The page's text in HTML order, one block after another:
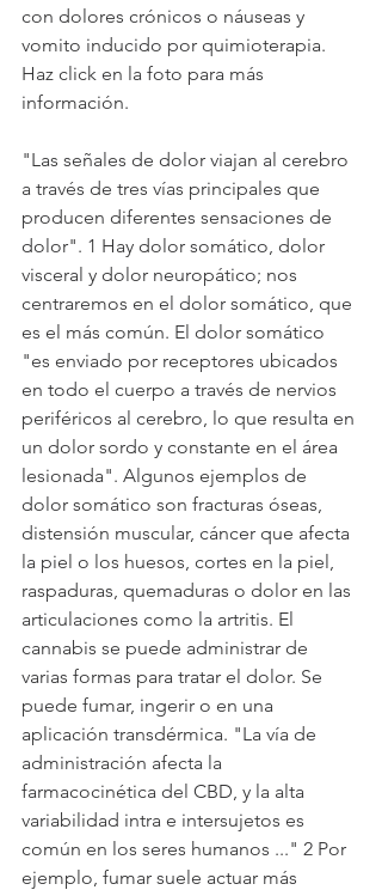
con dolores crónicos o náuseas y
vomito inducido por quimioterapia.
Haz click en la foto para más
información.
"Las señales de dolor viajan al cerebro
a través de tres vías principales que
producen diferentes sensaciones de
dolor". 1 Hay dolor somático, dolor
visceral y dolor neuropático; nos
centraremos en el dolor somático, que
es el más común. El dolor somático
"es enviado por receptores ubicados
en todo el cuerpo a través de nervios
periféricos al cerebro, lo que resulta en
un dolor sordo y constante en el área
lesionada". Algunos ejemplos de
dolor somático son fracturas óseas,
distensión muscular, cáncer que afecta
la piel o los huesos, cortes en la piel,
raspaduras, quemaduras o dolor en las
articulaciones como la artritis. El
cannabis se puede administrar de
varias formas para tratar el dolor. Se
puede fumar, ingerir o en una
aplicación transdérmica. "La vía de
administración afecta la
farmacocinética del CBD, y la alta
variabilidad intra e intersujetos es
común en los seres humanos ..." 2 Por
ejemplo, fumar suele actuar más